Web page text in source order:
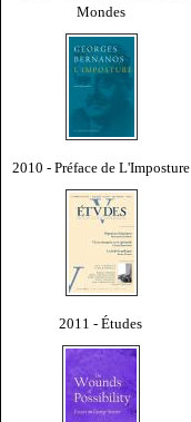
Mondes
2010 - Préface de L'Imposture
2011 - Études